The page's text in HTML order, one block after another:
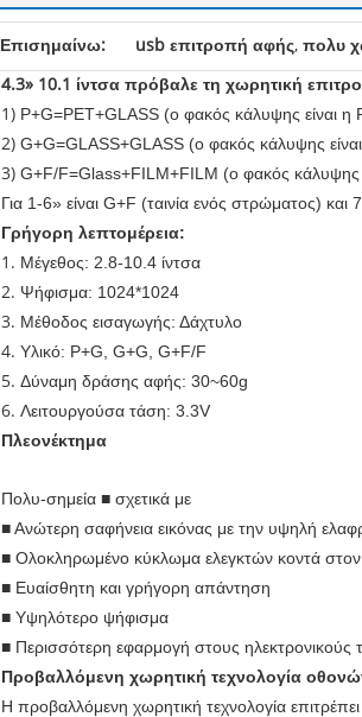
Επισημαίνω: usb επιτροπή αφής, πολυ
4.3» 10.1 ίντσα πρόβαλε τη χωρητική
1) P+G=PET+GLASS (ο φακός κάλυψης είναι η
2) G+G=GLASS+GLASS (ο φακός κάλυψης είναι
3) G+F/F=Glass+FILM+FILM (ο φακός κάλυψης
Για 1-6» είναι G+F (ταινία ενός στρώματος)
Γρήγορη λεπτομέρεια:
1. Μέγεθος: 2.8-10.4 ίντσα
2. Ψήφισμα: 1024*1024
3. Μέθοδος εισαγωγής: Δάχτυλο
4. Υλικό: P+G, G+G, G+F/F
5. Δύναμη δράσης αφής: 30~60g
6. Λειτουργούσα τάση: 3.3V
Πλεονέκτημα
Πολυ-σημεία ■ σχετικά με
■ Ανώτερη σαφήνεια εικόνας με την υψηλή
■ Ολοκληρωμένο κύκλωμα ελεγκτών κοντά
■ Ευαίσθητη και γρήγορη απάντηση
■ Υψηλότερο ψήφισμα
■ Περισσότερη εφαρμογή στους ηλεκτρονικούς
Προβαλλόμενη χωρητική τεχνολογία
Η προβαλλόμενη χωρητική τεχνολογία